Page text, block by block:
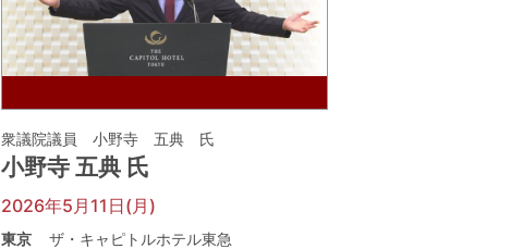
衆議院議員 小野寺 五典 氏
小野寺 五典 氏
2026年5月11日(月)
東京 ザ・キャピトルホテル東急